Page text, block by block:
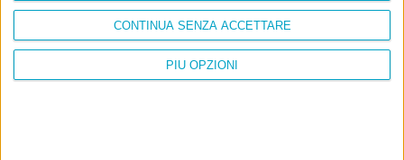
PIÙ OPZIONI
CONTINUA SENZA ACCETTARE